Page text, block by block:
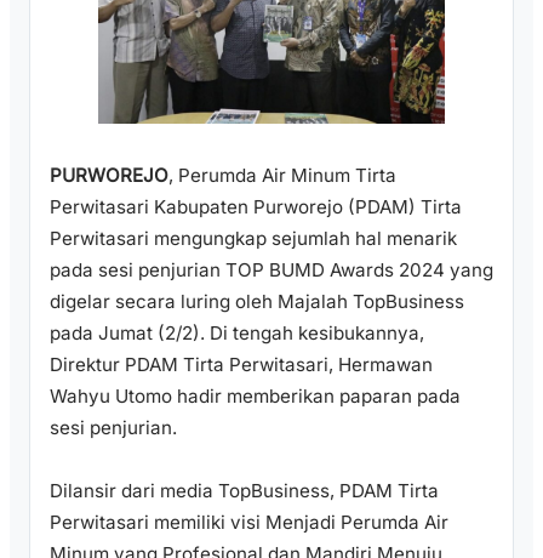
PURWOREJO, Perumda Air Minum Tirta
Perwitasari Kabupaten Purworejo (PDAM) Tirta
Perwitasari mengungkap sejumlah hal menarik
pada sesi penjurian TOP BUMD Awards 2024 yang
digelar secara luring oleh Majalah TopBusiness
pada Jumat (2/2). Di tengah kesibukannya,
Direktur PDAM Tirta Perwitasari, Hermawan
Wahyu Utomo hadir memberikan paparan pada
sesi penjurian.
Dilansir dari media TopBusiness, PDAM Tirta
Perwitasari memiliki visi Menjadi Perumda Air